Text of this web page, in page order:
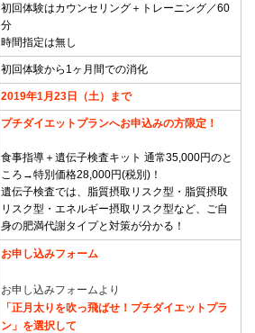
初回体験はカウンセリング＋トレーニング／60
分
時間指定は無し
初回体験から1ヶ月間での消化
2019年1月23日（土）まで
プチダイエットプランへお申込みの方限定！
食事指導＋遺伝子検査キット 通常35,000円のと
ころ→特別価格28,000円(税別)！
遺伝子検査では、脂質摂取リスク型・脂質摂取
リスク型・エネルギー摂取リスク型など、ご自
身の肥満代謝タイプと対策が分かる！
お申し込みフォーム
お申し込みフォームより
「正月太りを吹っ飛ばせ！プチダイエットプラ
ン」を選択して